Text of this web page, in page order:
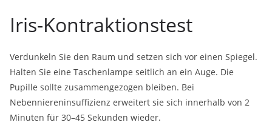
Iris-Kontraktionstest
Verdunkeln Sie den Raum und setzen sich vor einen Spiegel.
Halten Sie eine Taschenlampe seitlich an ein Auge. Die
Pupille sollte zusammengezogen bleiben. Bei
Nebenniereninsuffizienz erweitert sie sich innerhalb von 2
Minuten für 30–45 Sekunden wieder.